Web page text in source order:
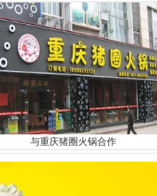
与重庆猪圈火锅合作